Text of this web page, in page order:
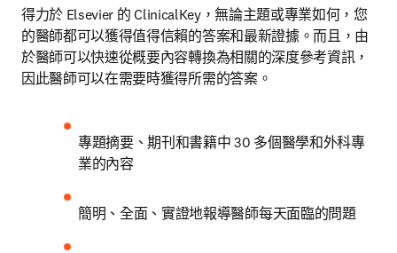
得力於 Elsevier 的 ClinicalKey，無論主題或專業如何，您
的醫師都可以獲得值得信賴的答案和最新證據。而且，由
於醫師可以快速從概要內容轉換為相關的深度參考資訊，
因此醫師可以在需要時獲得所需的答案。
專題摘要、期刊和書籍中 30 多個醫學和外科專
業的內容
簡明、全面、實證地報導醫師每天面臨的問題